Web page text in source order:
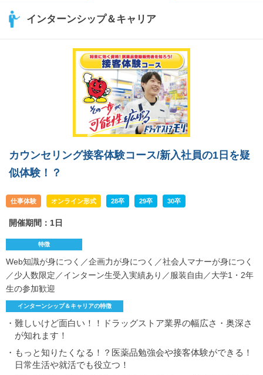
インターンシップ＆キャリア
カウンセリング接客体験コース/新入社員の1日を疑
似体験！？
仕事体験 オンライン形式 28卒 29卒 30卒
開催期間：1日
特徴
Web知識が身につく／企画力が身につく／社会人マナーが身につく
／少人数限定／インターン生受入実績あり／服装自由／大学1・2年
生の参加歓迎
インターンシップ＆キャリアの特徴
・難しいけど面白い！！ドラッグストア業界の幅広さ・奥深さ
が知れます！
・もっと知りたくなる！？医薬品勉強会や接客体験ができる！
日常生活や就活でも役立つ！